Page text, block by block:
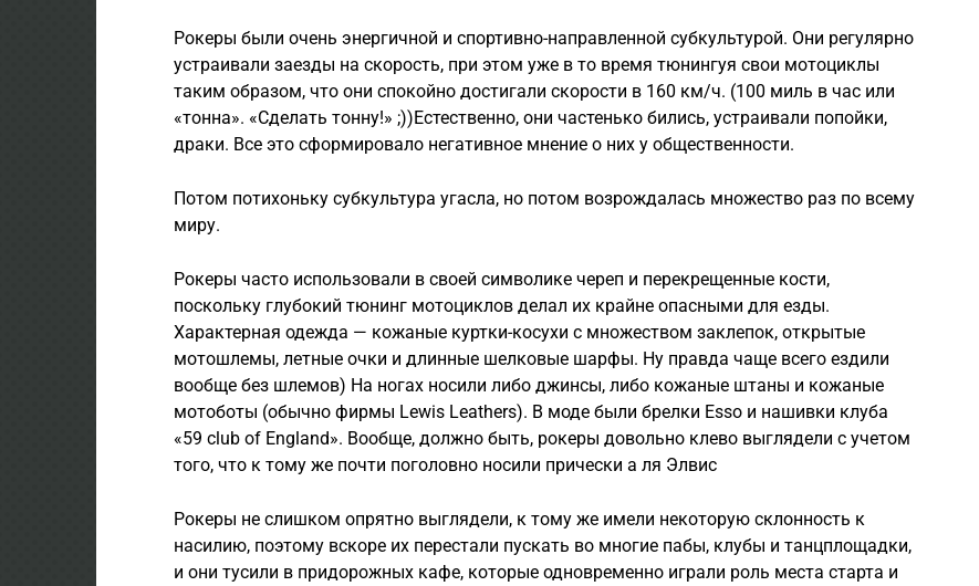
Рокеры были очень энергичной и спортивно-направленной субкультурой. Они регулярно
устраивали заезды на скорость, при этом уже в то время тюнингуя свои мотоциклы
таким образом, что они спокойно достигали скорости в 160 км/ч. (100 миль в час или
«тонна». «Сделать тонну!» ;))Естественно, они частенько бились, устраивали попойки,
драки. Все это сформировало негативное мнение о них у общественности.
Потом потихоньку субкультура угасла, но потом возрождалась множество раз по всему
миру.
Рокеры часто использовали в своей символике череп и перекрещенные кости,
поскольку глубокий тюнинг мотоциклов делал их крайне опасными для езды.
Характерная одежда — кожаные куртки-косухи с множеством заклепок, открытые
мотошлемы, летные очки и длинные шелковые шарфы. Ну правда чаще всего ездили
вообще без шлемов) На ногах носили либо джинсы, либо кожаные штаны и кожаные
мотоботы (обычно фирмы Lewis Leathers). В моде были брелки Esso и нашивки клуба
«59 club of England». Вообще, должно быть, рокеры довольно клево выглядели с учетом
того, что к тому же почти поголовно носили прически а ля Элвис
Рокеры не слишком опрятно выглядели, к тому же имели некоторую склонность к
насилию, поэтому вскоре их перестали пускать во многие пабы, клубы и танцплощадки,
и они тусили в придорожных кафе, которые одновременно играли роль места старта и